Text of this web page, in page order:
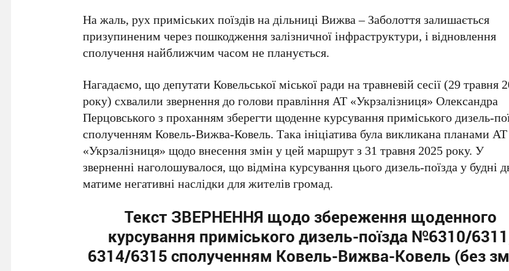
На жаль, рух приміських поїздів на дільниці Вижва – Заболоття залишається
призупиненим через пошкодження залізничної інфраструктури, і відновлення
сполучення найближчим часом не планується.
Нагадаємо, що депутати Ковельської міської ради на травневій сесії (29 травня
року) схвалили звернення до голови правління АТ «Укрзалізниця» Олександра
Перцовського з проханням зберегти щоденне курсування приміського дизель-
сполученням Ковель-Вижва-Ковель. Така ініціатива була викликана планами АТ
«Укрзалізниця» щодо внесення змін у цей маршрут з 31 травня 2025 року. У
зверненні наголошувалося, що відміна курсування цього дизель-поїзда у будні
матиме негативні наслідки для жителів громад.
Текст ЗВЕРНЕННЯ щодо збереження щоденного
курсування приміського дизель-поїзда №6310/
6314/6315 сполученням Ковель-Вижва-Ковель (без